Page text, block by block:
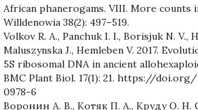
African phanerogams. VIII. More counts
Willdenowia 38(2): 497–519.
Volkov R. A., Panchuk I. I., Borisjuk N. V.,
Maluszynska J., Hemleben V. 2017.
5S ribosomal DNA in ancient
BMC Plant Biol. 17(1): 21. https://doi.org/
0978-6
Воронин А. В., Котяк П. А., Круду О.